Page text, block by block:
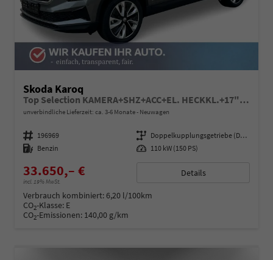
Skoda Karoq
Top Selection KAMERA+SHZ+ACC+EL. HECKKL.+17" ALU+KESSY
unverbindliche Lieferzeit: ca. 3-6 Monate Neuwagen
Fahrzeugnummer 196969 Getriebe
Doppelkupplungsgetriebe (DSG)
Kraftstoff Benzin Leistung 110 kW (150 PS)
33.650,– €
incl. 19% MwSt.
Details
Verbrauch kombiniert:6,20 l/100km
CO2-Klasse: E
CO2-Emissionen: 140,00 g/km